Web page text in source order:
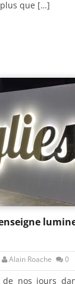
plus que […]
Alain Roache 0
de nos jours